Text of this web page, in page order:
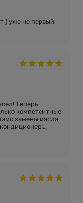
в данном
вернусь
кто ценит
условия.
) уже не первый
Теперь
компетентные
замены масла,